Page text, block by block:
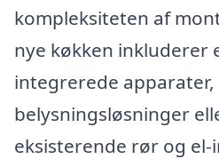
kompleksiteten af
nye køkken inkluderer
integrerede apparater,
belysningsløsninger
eksisterende rør og